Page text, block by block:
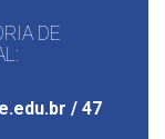
DE
/ 47